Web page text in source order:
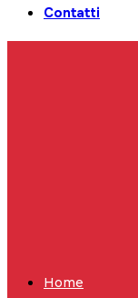
Contatti
Home